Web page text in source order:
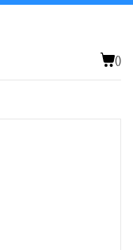
()